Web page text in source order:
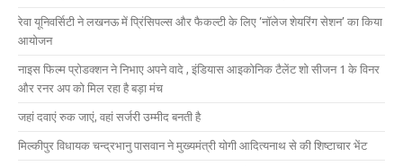
रेवा यूनिवर्सिटी ने लखनऊ में प्रिंसिपल्स और फैकल्टी के लिए ‘नॉलेज शेयरिंग सेशन’ का किया
आयोजन
नाइस फिल्म प्रोडक्शन ने निभाए अपने वादे , इंडियास आइकोनिक टैलेंट शो सीजन 1 के विनर
और रनर अप को मिल रहा है बड़ा मंच
जहां दवाएं रुक जाएं, वहां सर्जरी उम्मीद बनती है
मिल्कीपुर विधायक चन्द्रभानु पासवान ने मुख्यमंत्री योगी आदित्यनाथ से की शिष्टाचार भेंट